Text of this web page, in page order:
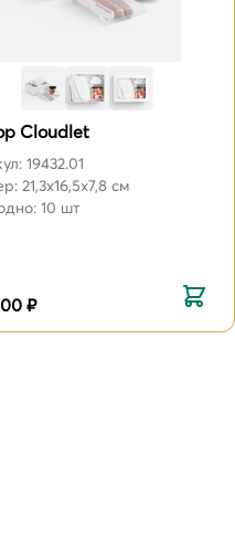
Cloudlet
19432.01
21,3х16,5х7,8 см
10 шт
₽